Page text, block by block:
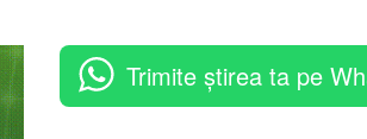
Trimite știrea ta pe